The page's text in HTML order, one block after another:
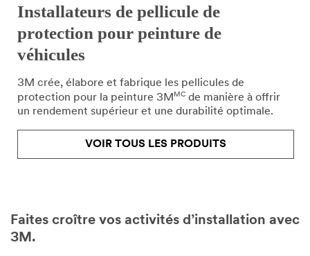
Installateurs de pellicule de
protection pour peinture de
véhicules
3M crée, élabore et fabrique les pellicules de
protection pour la peinture 3M MC de manière à offrir
un rendement supérieur et une durabilité optimale.
VOIR TOUS LES PRODUITS
Faites croître vos activités d’installation avec
3M.